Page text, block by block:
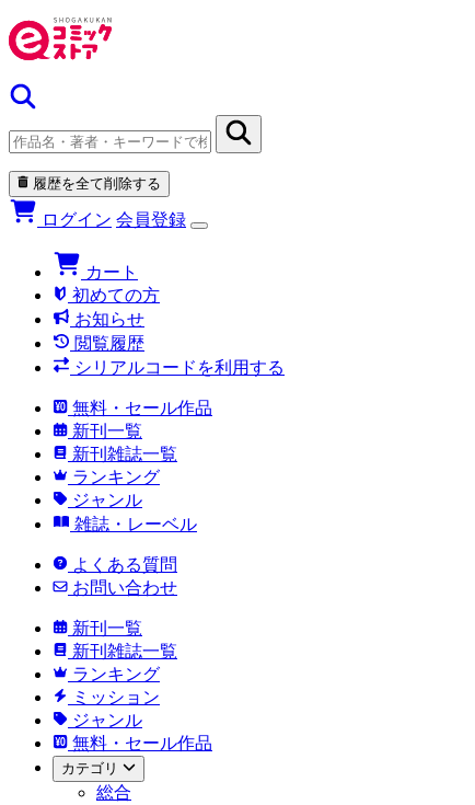
履歴を全て削除する
ログイン 会員登録
カート
初めての方
お知らせ
閲覧履歴
シリアルコードを利用する
無料・セール作品
新刊一覧
新刊雑誌一覧
ランキング
ジャンル
雑誌・レーベル
よくある質問
お問い合わせ
新刊一覧
新刊雑誌一覧
ランキング
ミッション
ジャンル
無料・セール作品
カテゴリ
総合